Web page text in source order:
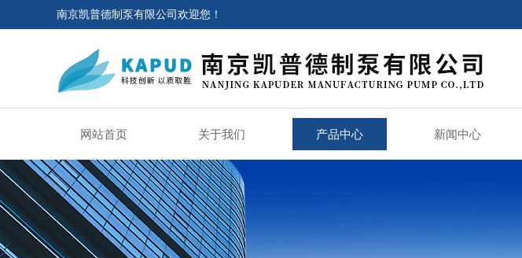
南京凯普德制泵有限公司欢迎您！
网站首页 关于我们 产品中心 新闻中心